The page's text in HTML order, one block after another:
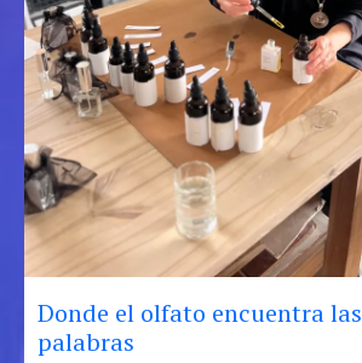
Donde el olfato encuentra las
palabras